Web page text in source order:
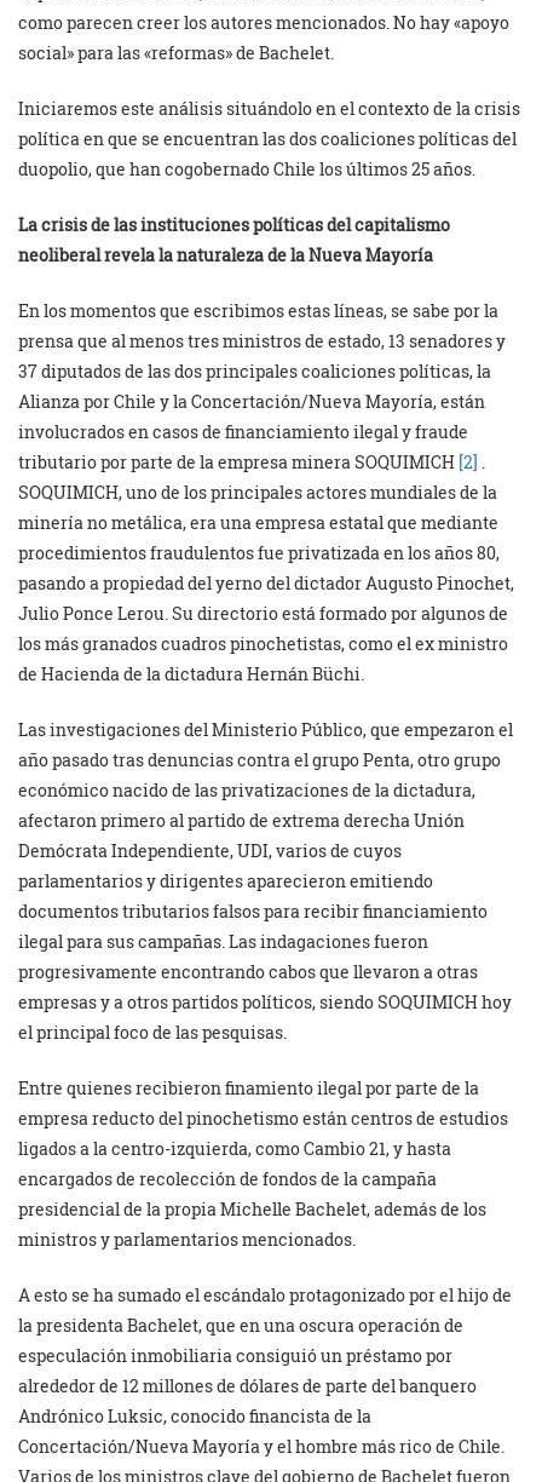
como parecen creer los autores mencionados. No hay «apoyo
social» para las «reformas» de Bachelet.
Iniciaremos este análisis situándolo en el contexto de la crisis
política en que se encuentran las dos coaliciones políticas del
duopolio, que han cogobernado Chile los últimos 25 años.
La crisis de las instituciones políticas del capitalismo
neoliberal revela la naturaleza de la Nueva Mayoría
En los momentos que escribimos estas líneas, se sabe por la
prensa que al menos tres ministros de estado, 13 senadores y
37 diputados de las dos principales coaliciones políticas, la
Alianza por Chile y la Concertación/Nueva Mayoría, están
involucrados en casos de financiamiento ilegal y fraude
tributario por parte de la empresa minera SOQUIMICH [2]
SOQUIMICH, uno de los principales actores mundiales de la
minería no metálica, era una empresa estatal que mediante
procedimientos fraudulentos fue privatizada en los años 80,
pasando a propiedad del yerno del dictador Augusto Pinochet,
Julio Ponce Lerou. Su directorio está formado por algunos de
los más granados cuadros pinochetistas, como el ex ministro
de Hacienda de la dictadura Hernán Büchi.
Las investigaciones del Ministerio Público, que empezaron el
año pasado tras denuncias contra el grupo Penta, otro grupo
económico nacido de las privatizaciones de la dictadura,
afectaron primero al partido de extrema derecha Unión
Demócrata Independiente, UDI, varios de cuyos
parlamentarios y dirigentes aparecieron emitiendo
documentos tributarios falsos para recibir financiamiento
ilegal para sus campañas. Las indagaciones fueron
progresivamente encontrando cabos que llevaron a otras
empresas y a otros partidos políticos, siendo SOQUIMICH hoy
el principal foco de las pesquisas.
Entre quienes recibieron finamiento ilegal por parte de la
empresa reducto del pinochetismo están centros de estudios
ligados a la centro-izquierda, como Cambio 21, y hasta
encargados de recolección de fondos de la campaña
presidencial de la propia Michelle Bachelet, además de los
ministros y parlamentarios mencionados.
A esto se ha sumado el escándalo protagonizado por el hijo de
la presidenta Bachelet, que en una oscura operación de
especulación inmobiliaria consiguió un préstamo por
alrededor de 12 millones de dólares de parte del banquero
Andrónico Luksic, conocido financista de la
Concertación/Nueva Mayoría y el hombre más rico de Chile.
Varios de los ministros clave del gobierno de Bachelet fueron